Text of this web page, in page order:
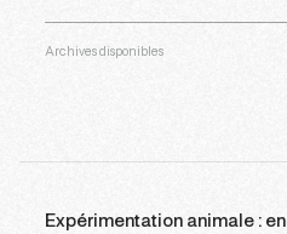
Archives disponibles
Expérimentation animale :